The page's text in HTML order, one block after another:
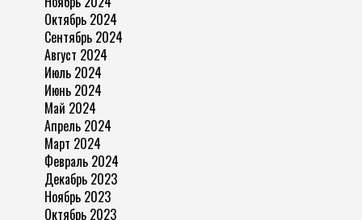
Октябрь 2024
Сентябрь 2024
Август 2024
Июль 2024
Июнь 2024
Май 2024
Апрель 2024
Март 2024
Февраль 2024
Декабрь 2023
Ноябрь 2023
Октябрь 2023